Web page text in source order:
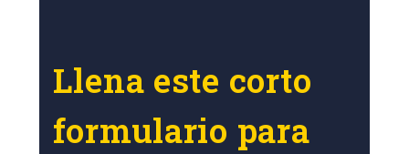
Llena este corto
formulario para